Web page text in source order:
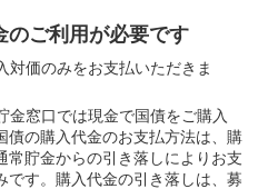
のご利用が必要です
対価のみをお支払いただきま
金窓口では現金で国債をご購入
債の購入代金のお支払方法は、購
常貯金からの引き落しによりお支
です。購入代金の引き落しは、募